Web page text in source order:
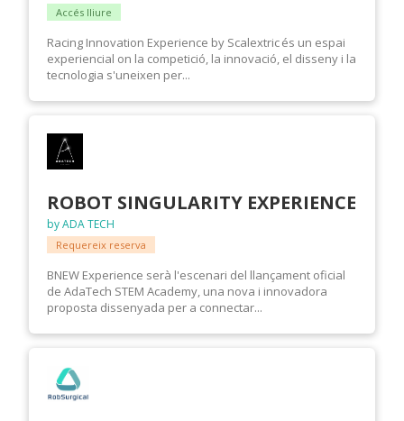
Accés lliure
Racing Innovation Experience by Scalextric és un espai
experiencial on la competició, la innovació, el disseny i la
tecnologia s'uneixen per...
ROBOT SINGULARITY EXPERIENCE
by ADA TECH
Requereix reserva
BNEW Experience serà l'escenari del llançament oficial
de AdaTech STEM Academy, una nova i innovadora
proposta dissenyada per a connectar...